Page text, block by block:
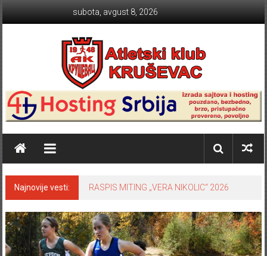
subota, avgust 8, 2026
Atletski klub KRUŠEVAC
Najnovije vesti: RASPIS MITING „VERA NIKOLIC“ 2026